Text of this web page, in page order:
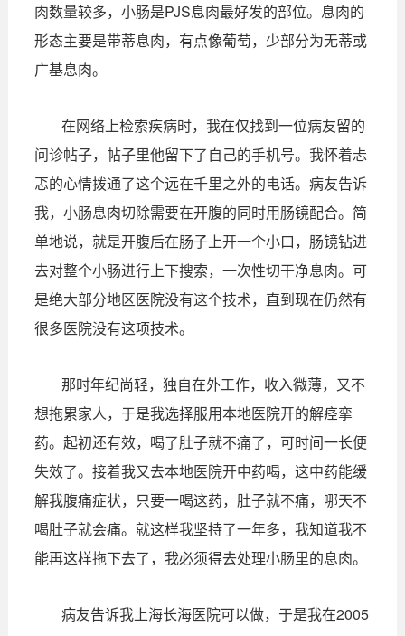
肉数量较多，小肠是PJS息肉最好发的部位。息肉的
形态主要是带蒂息肉，有点像葡萄，少部分为无蒂或
广基息肉。
在网络上检索疾病时，我在仅找到一位病友留的
问诊帖子，帖子里他留下了自己的手机号。我怀着忐
忑的心情拨通了这个远在千里之外的电话。病友告诉
我，小肠息肉切除需要在开腹的同时用肠镜配合。简
单地说，就是开腹后在肠子上开一个小口，肠镜钻进
去对整个小肠进行上下搜索，一次性切干净息肉。可
是绝大部分地区医院没有这个技术，直到现在仍然有
很多医院没有这项技术。
那时年纪尚轻，独自在外工作，收入微薄，又不
想拖累家人，于是我选择服用本地医院开的解痉挛
药。起初还有效，喝了肚子就不痛了，可时间一长便
失效了。接着我又去本地医院开中药喝，这中药能缓
解我腹痛症状，只要一喝这药，肚子就不痛，哪天不
喝肚子就会痛。就这样我坚持了一年多，我知道我不
能再这样拖下去了，我必须得去处理小肠里的息肉。
病友告诉我上海长海医院可以做，于是我在2005